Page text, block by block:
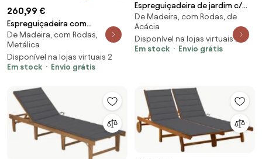
260,99 €
Espreguiçadeira com
almofadão antracite madeira
teca maciça
De Madeira, com Rodas,
Metálica
Disponível na lojas virtuais 2
Em stock
Envio grátis
Espreguiçadeira de jardim c/
almofadão 2 pessoas acácia
cinza
De Madeira, com Rodas, de
Acácia
Disponível na lojas virtuais 2
Em stock
Envio grátis